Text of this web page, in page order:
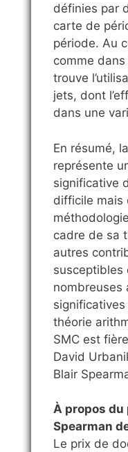
définies par
carte de
période. Au
comme dans
trouve
jets, dont
dans une
En résumé,
représente
significative
difficile mais
cadre de sa
autres
susceptibles
nombreuses
théorie
SMC est
David
Blair
À propos
Spearman
Le prix de